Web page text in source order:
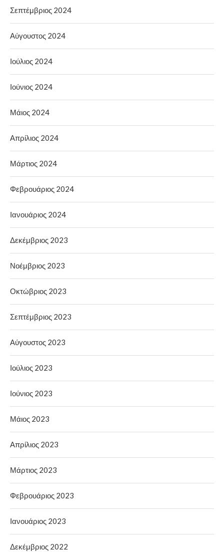
Σεπτέμβριος 2024
Αύγουστος 2024
Ιούλιος 2024
Ιούνιος 2024
Μάιος 2024
Απρίλιος 2024
Μάρτιος 2024
Φεβρουάριος 2024
Ιανουάριος 2024
Δεκέμβριος 2023
Νοέμβριος 2023
Οκτώβριος 2023
Σεπτέμβριος 2023
Αύγουστος 2023
Ιούλιος 2023
Ιούνιος 2023
Μάιος 2023
Απρίλιος 2023
Μάρτιος 2023
Φεβρουάριος 2023
Ιανουάριος 2023
Δεκέμβριος 2022